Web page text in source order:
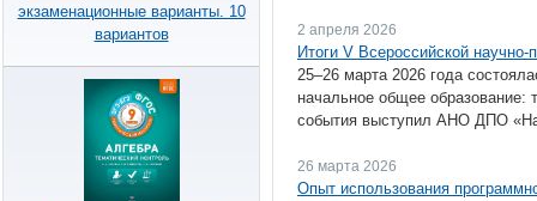
экзаменационные варианты. 10
вариантов
2 апреля 2026
Итоги V Всероссийской научно-
25–26 марта 2026 года
начальное общее образование:
события выступил АНО ДПО
26 марта 2026
Опыт использования